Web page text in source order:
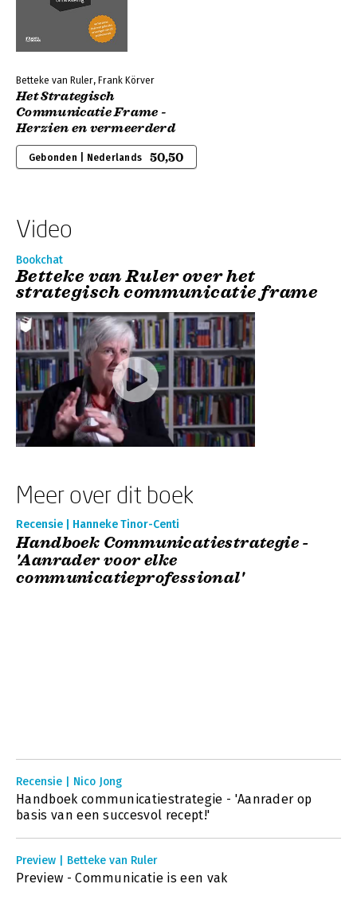
Betteke van Ruler, Frank Körver
Het Strategisch
Communicatie Frame -
Herzien en vermeerderd
Gebonden | Nederlands 50,50
Video
Bookchat
Betteke van Ruler over het
strategisch communicatie frame
Meer over dit boek
Recensie | Hanneke Tinor-Centi
Handboek Communicatiestrategie -
'Aanrader voor elke
communicatieprofessional'
Recensie | Nico Jong
Handboek communicatiestrategie - 'Aanrader op
basis van een succesvol recept!'
Preview | Betteke van Ruler
Preview - Communicatie is een vak